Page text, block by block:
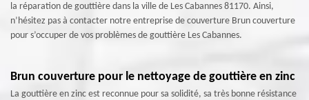
la réparation de gouttière dans la ville de Les Cabannes 81170. Ainsi,
n’hésitez pas à contacter notre entreprise de couverture Brun couverture
pour s’occuper de vos problèmes de gouttière Les Cabannes.
Brun couverture pour le nettoyage de gouttière en zinc
La gouttière en zinc est reconnue pour sa solidité, sa très bonne résistance